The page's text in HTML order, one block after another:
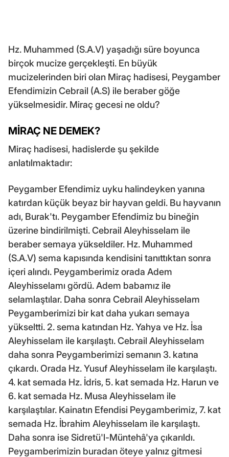
Hz. Muhammed (S.A.V) yaşadığı süre boyunca
birçok mucize gerçekleşti. En büyük
mucizelerinden biri olan Miraç hadisesi, Peygamber
Efendimizin Cebrail (A.S) ile beraber göğe
yükselmesidir. Miraç gecesi ne oldu?
MİRAÇ NE DEMEK?
Miraç hadisesi, hadislerde şu şekilde
anlatılmaktadır:
Peygamber Efendimiz uyku halindeyken yanına
katırdan küçük beyaz bir hayvan geldi. Bu hayvanın
adı, Burak'tı. Peygamber Efendimiz bu bineğin
üzerine bindirilmişti. Cebrail Aleyhisselam ile
beraber semaya yükseldiler. Hz. Muhammed
(S.A.V) sema kapısında kendisini tanıttıktan sonra
içeri alındı. Peygamberimiz orada Adem
Aleyhisselamı gördü. Adem babamız ile
selamlaştılar. Daha sonra Cebrail Aleyhisselam
Peygamberimizi bir kat daha yukarı semaya
yükseltti. 2. sema katından Hz. Yahya ve Hz. İsa
Aleyhisselam ile karşılaştı. Cebrail Aleyhisselam
daha sonra Peygamberimizi semanın 3. katına
çıkardı. Orada Hz. Yusuf Aleyhisselam ile karşılaştı.
4. kat semada Hz. İdris, 5. kat semada Hz. Harun ve
6. kat semada Hz. Musa Aleyhisselam ile
karşılaştılar. Kainatın Efendisi Peygamberimiz, 7. kat
semada Hz. İbrahim Aleyhisselam ile karşılaştı.
Daha sonra ise Sidretü'l-Müntehâ'ya çıkarıldı.
Peygamberimizin buradan öteye yalnız gitmesi